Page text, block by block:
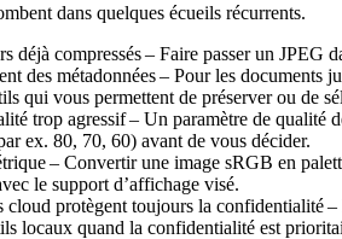
dans quelques écueils récurrents.
déjà compressés– Faire passer un JPEG
des métadonnées– Pour les documents
qui vous permettent de préserver ou de
trop agressif– Un paramètre de qualité
ex. 80, 70, 60) avant de vous décider.
– Convertir une image sRGB en
le support d’affichage visé.
cloud protègent toujours la confidentialité–
locaux quand la confidentialité est